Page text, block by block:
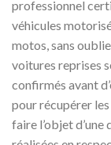
professionnel
véhicules
motos, sans
voitures reprises
confirmés avant
pour récupérer
faire l’objet